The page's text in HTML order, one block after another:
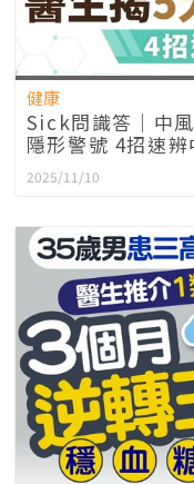
健康
Sick問識答｜中
隱形警號 4招速
2025/11/10